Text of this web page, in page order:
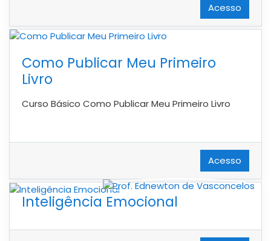
Acesso
Como Publicar Meu Primeiro
Livro
Curso Básico Como Publicar Meu Primeiro Livro
Acesso
Inteligência Emocional